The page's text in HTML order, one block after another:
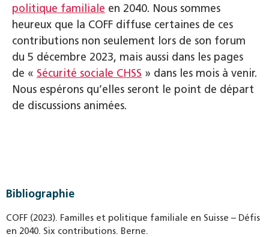
politique familiale en 2040. Nous sommes
heureux que la COFF diffuse certaines de ces
contributions non seulement lors de son forum
du 5 décembre 2023, mais aussi dans les pages
de « Sécurité sociale CHSS » dans les mois à venir.
Nous espérons qu’elles seront le point de départ
de discussions animées.
Bibliographie
COFF (2023). Familles et politique familiale en Suisse – Défis
en 2040. Six contributions. Berne.